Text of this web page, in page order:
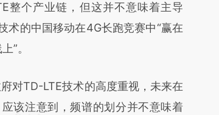
。整个产业链，但这并不意味着主导
术的中国移动在4G长跑竞赛中“赢在
”。
TD-LTE技术的高度重视，未来在
该注意到，频谱的划分并不意味着